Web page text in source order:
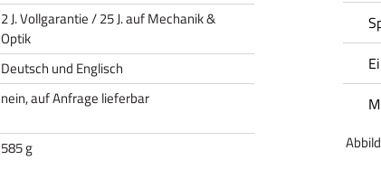
2 J. Vollgarantie / 25 J. auf Mechanik &
Optik
Deutsch und Englisch
nein, auf Anfrage lieferbar
585 g